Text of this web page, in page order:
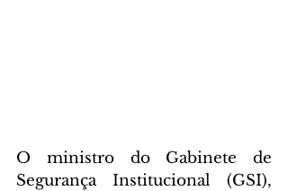
O ministro do Gabinete de
Segurança Institucional (GSI),